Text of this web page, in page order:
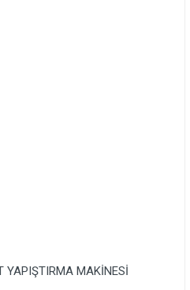
YAPIŞTIRMA MAKİNESİ